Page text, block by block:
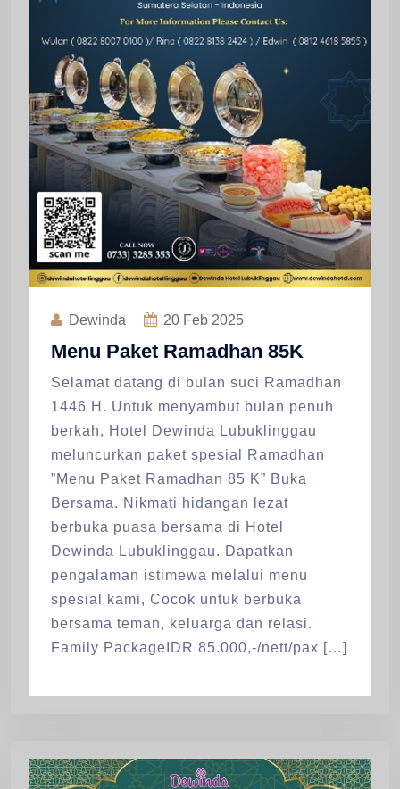
Dewinda 20 Feb 2025
Menu Paket Ramadhan 85K
Selamat datang di bulan suci Ramadhan
1446 H. Untuk menyambut bulan penuh
berkah, Hotel Dewinda Lubuklinggau
meluncurkan paket spesial Ramadhan
”Menu Paket Ramadhan 85 K” Buka
Bersama. Nikmati hidangan lezat
berbuka puasa bersama di Hotel
Dewinda Lubuklinggau. Dapatkan
pengalaman istimewa melalui menu
spesial kami, Cocok untuk berbuka
bersama teman, keluarga dan relasi.
Family PackageIDR 85.000,-/nett/pax […]